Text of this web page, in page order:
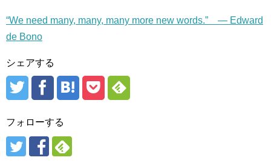
“We need many, many, many more new words.” — Edward
de Bono
シェアする
フォローする